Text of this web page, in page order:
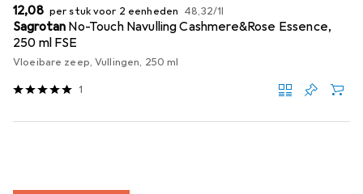
EUR
12,08 per stuk voor 2 eenheden EUR
48,32/1l
Sagrotan No-Touch Navulling Cashmere&Rose Essence,
250 ml FSE
Vloeibare zeep, Vullingen, 250 ml
1